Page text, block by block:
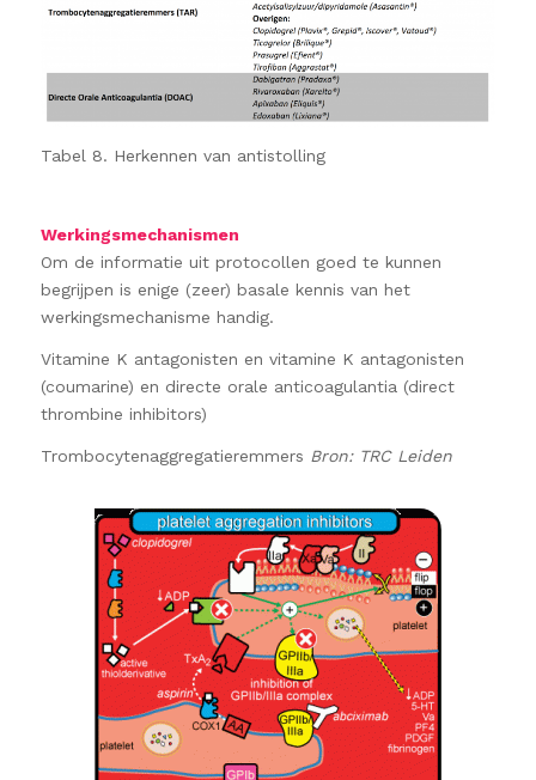
Tabel 8. Herkennen van antistolling
Werkingsmechanismen
Om de informatie uit protocollen goed te kunnen
begrijpen is enige (zeer) basale kennis van het
werkingsmechanisme handig.
Vitamine K antagonisten en vitamine K antagonisten
(coumarine) en directe orale anticoagulantia (direct
thrombine inhibitors)
Trombocytenaggregatieremmers Bron: TRC Leiden